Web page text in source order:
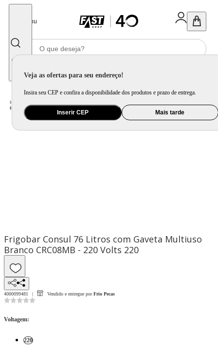
Menu
Veja as ofertas para seu endereço!
Insira seu CEP e confira a disponibilidade dos produtos e prazo de entrega.
Inserir CEP Mais tarde
Home
Frigobar Consul 76 Litros com Gaveta Multiuso Branco CRC08MB - 220 Volts
Frigobar Consul 76 Litros com Gaveta Multiuso
Branco CRC08MB - 220 Volts 220
4000099481 Vendido e entregue por Frio Pecas
Voltagem:
220